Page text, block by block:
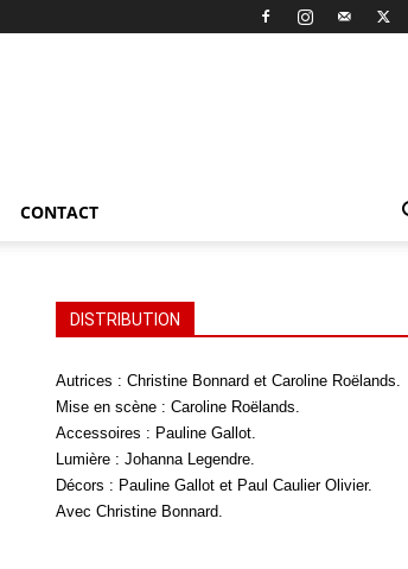
CONTACT
DISTRIBUTION
Autrices : Christine Bonnard et Caroline Roëlands.
Mise en scène : Caroline Roëlands.
Accessoires : Pauline Gallot.
Lumière : Johanna Legendre.
Décors : Pauline Gallot et Paul Caulier Olivier.
Avec Christine Bonnard.